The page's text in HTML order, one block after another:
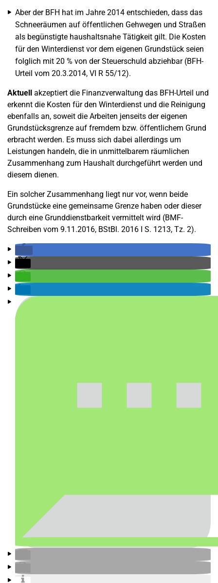
Aber der BFH hat im Jahre 2014 entschieden, dass das
Schneeräumen auf öffentlichen Gehwegen und Straßen
als begünstigte haushaltsnahe Tätigkeit gilt. Die Kosten
für den Winterdienst vor dem eigenen Grundstück seien
folglich mit 20 % von der Steuerschuld abziehbar (BFH-
Urteil vom 20.3.2014, VI R 55/12).
Aktuell akzeptiert die Finanzverwaltung das BFH-Urteil und
erkennt die Kosten für den Winterdienst und die Reinigung
ebenfalls an, soweit die Arbeiten jenseits der eigenen
Grundstücksgrenze auf fremdem bzw. öffentlichem Grund
erbracht werden. Es muss sich dabei allerdings um
Leistungen handeln, die in unmittelbarem räumlichen
Zusammenhang zum Haushalt durchgeführt werden und
diesem dienen.
Ein solcher Zusammenhang liegt nur vor, wenn beide
Grundstücke eine gemeinsame Grenze haben oder dieser
durch eine Grunddienstbarkeit vermittelt wird (BMF-
Schreiben vom 9.11.2016, BStBl. 2016 I S. 1213, Tz. 2).